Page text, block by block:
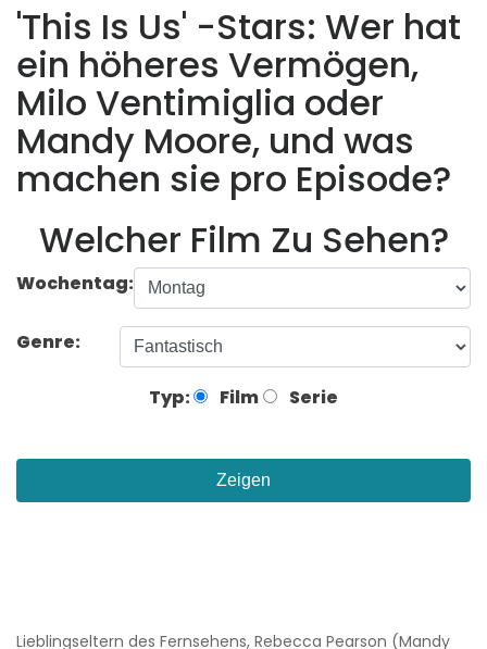
'This Is Us' -Stars: Wer hat
ein höheres Vermögen,
Milo Ventimiglia oder
Mandy Moore, und was
machen sie pro Episode?
Welcher Film Zu Sehen?
Wochentag:
Genre:
Typ: Film Serie
Zeigen
Lieblingseltern des Fernsehens, Rebecca Pearson (Mandy